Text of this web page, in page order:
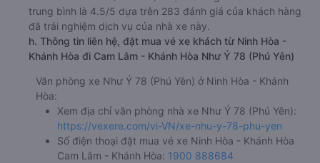
trung bình là 4.5/5 dựa trên 283 đánh giá của khách hàng
đã trải nghiệm dịch vụ của nhà xe này.
h. Thông tin liên hệ, đặt mua vé xe khách từ Ninh Hòa -
Khánh Hòa đi Cam Lâm - Khánh Hòa Như Ý 78 (Phú Yên)
Văn phòng xe Như Ý 78 (Phú Yên) ở Ninh Hòa - Khánh
Hòa:
Xem địa chỉ văn phòng nhà xe Như Ý 78 (Phú Yên):
https://vexere.com/vi-VN/xe-nhu-y-78-phu-yen
Số điện thoại đặt mua vé xe Ninh Hòa - Khánh Hòa
Cam Lâm - Khánh Hòa: 1900 888684